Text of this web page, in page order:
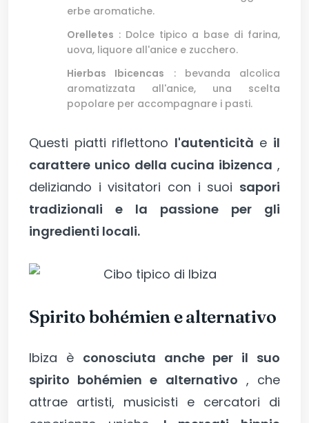
erbe aromatiche.
Orelletes : Dolce tipico a base di farina,
uova, liquore all'anice e zucchero.
Hierbas Ibicencas : bevanda alcolica
aromatizzata all'anice, una scelta
popolare per accompagnare i pasti.
Questi piatti riflettono l'autenticità e il
carattere unico della cucina ibizenca ,
deliziando i visitatori con i suoi sapori
tradizionali e la passione per gli
ingredienti locali.
Spirito bohémien e alternativo
Ibiza è conosciuta anche per il suo
spirito bohémien e alternativo , che
attrae artisti, musicisti e cercatori di